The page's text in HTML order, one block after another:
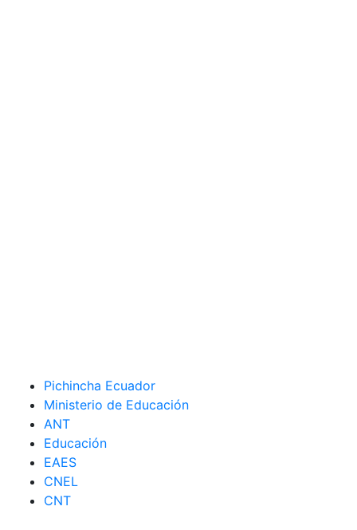
Pichincha Ecuador
Ministerio de Educación
ANT
Educación
EAES
CNEL
CNT